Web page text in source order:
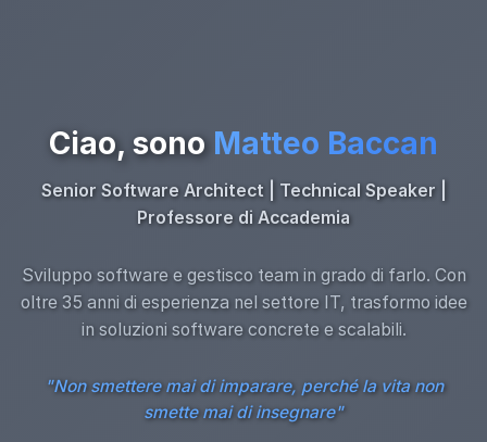
Ciao, sono Matteo Baccan
Senior Software Architect | Technical Speaker |
Professore di Accademia
Sviluppo software e gestisco team in grado di farlo. Con
oltre 35 anni di esperienza nel settore IT, trasformo idee
in soluzioni software concrete e scalabili.
"Non smettere mai di imparare, perché la vita non
smette mai di insegnare"